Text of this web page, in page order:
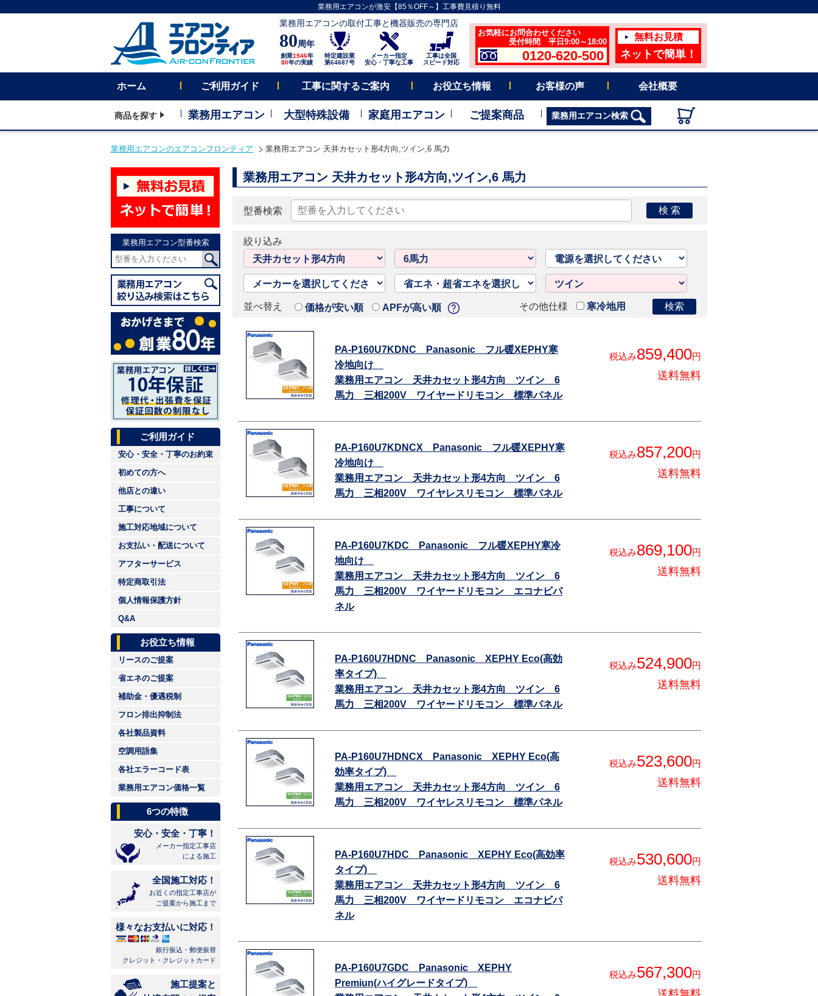
業務用エアコンが激安【85％OFF～】工事費見積り無料
業務用エアコンの取付工事と機器販売の専門店
80周年
創業1946年
80年の実績
特定建設業
第64687号
メーカー指定
安心・丁寧な工事
工事は全国
スピード対応
お気軽にお問合わせください
受付時間 平日9:00～18:00
0120-620-500
無料お見積
ネットで簡単！
ホーム ご利用ガイド 工事に関するご案内 お役立ち情報 お客様の声 会社概要
商品を探す 業務用エアコン 大型特殊設備 家庭用エアコン ご提案商品 業務用エアコン検索
業務用エアコンのエアコンフロンティア 業務用エアコン 天井カセット形4方向,ツイン,6 馬力
業務用エアコン型番検索
ご利用ガイド
安心・安全・丁寧のお約束
初めての方へ
他店との違い
工事について
施工対応地域について
お支払い・配送について
アフターサービス
特定商取引法
個人情報保護方針
Q&A
お役立ち情報
リースのご提案
省エネのご提案
補助金・優遇税制
フロン排出抑制法
各社製品資料
空調用語集
各社エラーコード表
業務用エアコン価格一覧
6つの特徴
安心・安全・丁寧！
メーカー指定工事店
による施工
全国施工対応！
お近くの指定工事店が
ご提案から施工まで
様々なお支払いに対応！
銀行振込・郵便振替
クレジット・クレジットカード
施工提案と
業務用エアコン 天井カセット形4方向,ツイン,6 馬力
型番検索
絞り込み
並べ替え 価格が安い順 APFが高い順 その他仕様 寒冷地用
PA-P160U7KDNC Panasonic フル暖XEPHY寒
冷地向け
業務用エアコン 天井カセット形4方向 ツイン 6
馬力 三相200V ワイヤードリモコン 標準パネル
税込み859,400円
送料無料
PA-P160U7KDNCX Panasonic フル暖XEPHY寒
冷地向け
業務用エアコン 天井カセット形4方向 ツイン 6
馬力 三相200V ワイヤレスリモコン 標準パネル
税込み857,200円
送料無料
PA-P160U7KDC Panasonic フル暖XEPHY寒冷
地向け
業務用エアコン 天井カセット形4方向 ツイン 6
馬力 三相200V ワイヤードリモコン エコナビパ
ネル
税込み869,100円
送料無料
PA-P160U7HDNC Panasonic XEPHY Eco(高効
率タイプ)
業務用エアコン 天井カセット形4方向 ツイン 6
馬力 三相200V ワイヤードリモコン 標準パネル
税込み524,900円
送料無料
PA-P160U7HDNCX Panasonic XEPHY Eco(高
効率タイプ)
業務用エアコン 天井カセット形4方向 ツイン 6
馬力 三相200V ワイヤレスリモコン 標準パネル
税込み523,600円
送料無料
PA-P160U7HDC Panasonic XEPHY Eco(高効率
タイプ)
業務用エアコン 天井カセット形4方向 ツイン 6
馬力 三相200V ワイヤードリモコン エコナビパ
ネル
税込み530,600円
送料無料
PA-P160U7GDC Panasonic XEPHY
Premiun(ハイグレードタイプ)
税込み567,300円
送料無料